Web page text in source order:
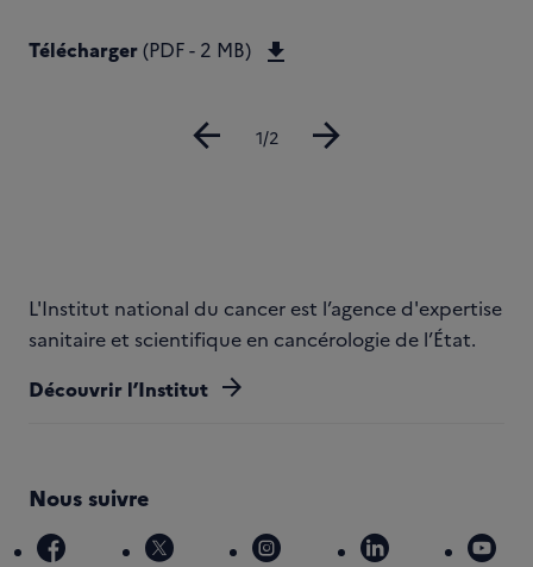
Télécharger(PDF - 2 MB)
arrow_back arrow_forward
Diapositive
1/2
L'Institut national du cancer est l’agence d'expertise
sanitaire et scientifique en cancérologie de l’État.
Découvrir l’Institut arrow_forward
Nous suivre
facebook x instagram linkedin